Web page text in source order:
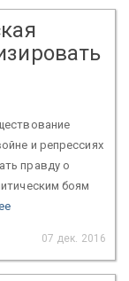
и репрессиях
правду о
боям
07 дек. 2016